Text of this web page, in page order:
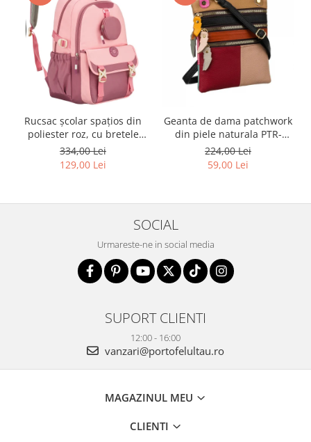
Rucsac școlar spațios din
poliester roz, cu bretele
reglabile - Peterson PTR-
PTN 8610-1327 PINK
334,00 Lei
129,00 Lei
Geanta de dama patchwork
din piele naturala PTR-
1718-SKL-6922 MULTI
224,00 Lei
59,00 Lei
SOCIAL
Urmareste-ne in social media
SUPORT CLIENTI
12:00 - 16:00
vanzari@portofelultau.ro
MAGAZINUL MEU
CLIENTI